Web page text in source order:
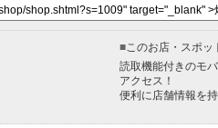
■このお店・スポッ
読取機能付きのモ
アクセス！
便利に店舗情報を